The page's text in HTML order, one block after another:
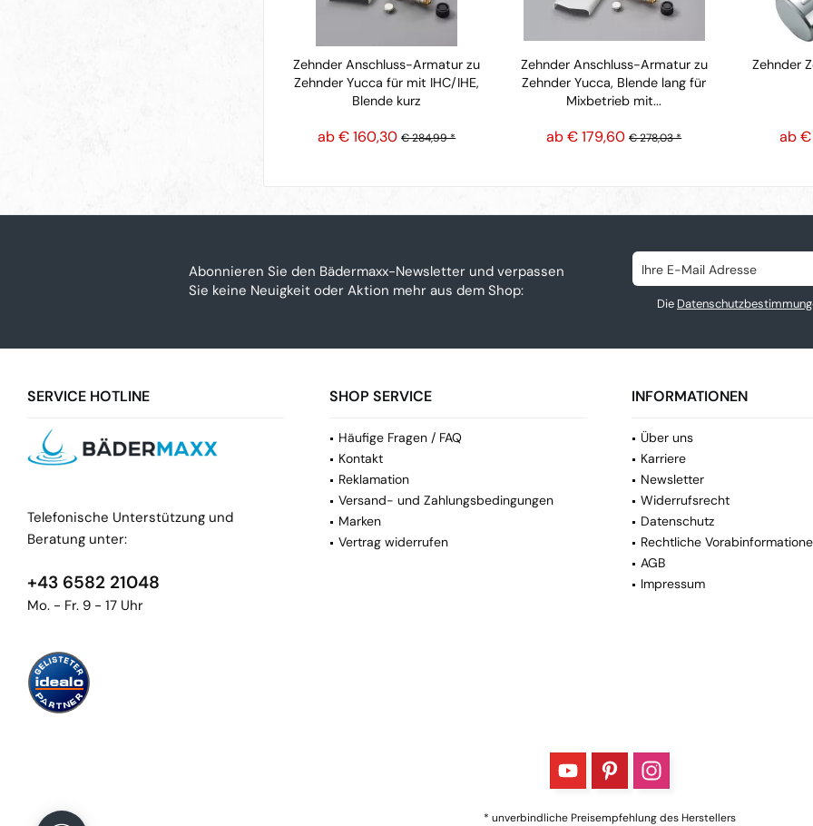
Zehnder Anschluss-Armatur zu
Zehnder Yucca für mit IHC/IHE,
Blende kurz
ab € 160,30 € 284,99 *
Zehnder Anschluss-Armatur zu
Zehnder Yucca, Blende lang für
Mixbetrieb mit...
ab € 179,60 € 278,03 *
Zehnder
ab
Abonnieren Sie den Bädermaxx-Newsletter und verpassen
Sie keine Neuigkeit oder Aktion mehr aus dem Shop:
Die
SERVICE HOTLINE
Telefonische Unterstützung und
Beratung unter:
+43 6582 21048
Mo. - Fr. 9 - 17 Uhr
SHOP SERVICE
Häufige Fragen / FAQ
Kontakt
Reklamation
Versand- und Zahlungsbedingungen
Marken
Vertrag widerrufen
INFORMATIONEN
Über uns
Karriere
Newsletter
Widerrufsrecht
Datenschutz
Rechtliche
AGB
Impressum
* unverbindliche Preisempfehlung des Herstellers